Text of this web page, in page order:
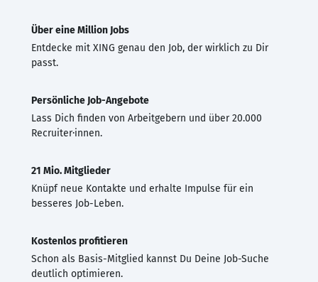
Über eine Million Jobs
Entdecke mit XING genau den Job, der wirklich zu Dir
passt.
Persönliche Job-Angebote
Lass Dich finden von Arbeitgebern und über 20.000
Recruiter·innen.
21 Mio. Mitglieder
Knüpf neue Kontakte und erhalte Impulse für ein
besseres Job-Leben.
Kostenlos profitieren
Schon als Basis-Mitglied kannst Du Deine Job-Suche
deutlich optimieren.